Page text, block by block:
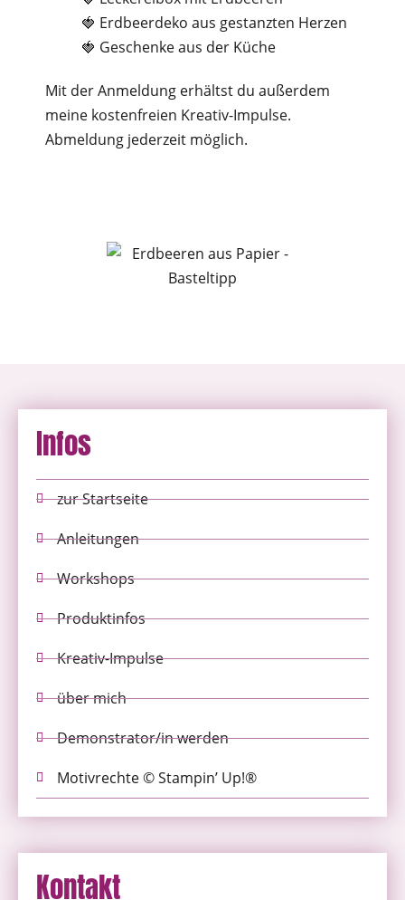
🍓 Erdbeerdeko aus gestanzten Herzen
🍓 Geschenke aus der Küche
Mit der Anmeldung erhältst du außerdem
meine kostenfreien Kreativ-Impulse.
Abmeldung jederzeit möglich.
Infos
zur Startseite
Anleitungen
Workshops
Produktinfos
Kreativ-Impulse
über mich
Demonstrator/in werden
Motivrechte © Stampin’ Up!®
Kontakt